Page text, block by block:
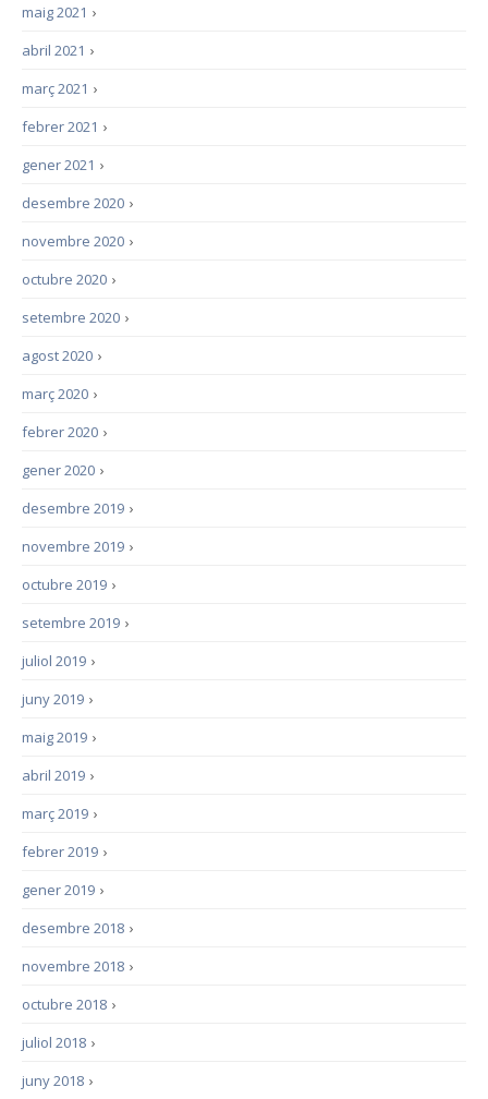
›
maig 2021
›
abril 2021
›
març 2021
›
febrer 2021
›
gener 2021
›
desembre 2020
›
novembre 2020
›
octubre 2020
›
setembre 2020
›
agost 2020
›
març 2020
›
febrer 2020
›
gener 2020
›
desembre 2019
›
novembre 2019
›
octubre 2019
›
setembre 2019
›
juliol 2019
›
juny 2019
›
maig 2019
›
abril 2019
›
març 2019
›
febrer 2019
›
gener 2019
›
desembre 2018
›
novembre 2018
›
octubre 2018
›
juliol 2018
›
juny 2018